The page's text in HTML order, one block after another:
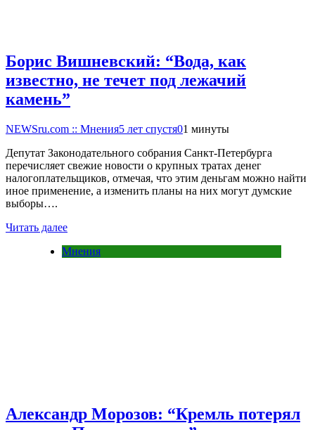
Борис Вишневский: “Вода, как
известно, не течет под лежачий
камень”
NEWSru.com :: Мнения5 лет спустя01 минуты
Депутат Законодательного собрания Санкт-Петербурга
перечисляет свежие новости о крупных тратах денег
налогоплательщиков, отмечая, что этим деньгам можно найти
иное применение, а изменить планы на них могут думские
выборы….
Читать далее
Мнения
Александр Морозов: “Кремль потерял